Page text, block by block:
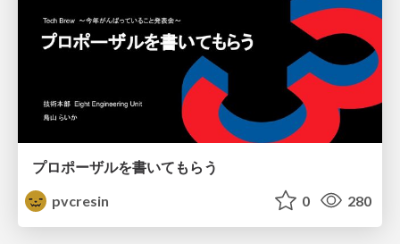
プロポーザルを書いてもらう
pvcresin
0 280